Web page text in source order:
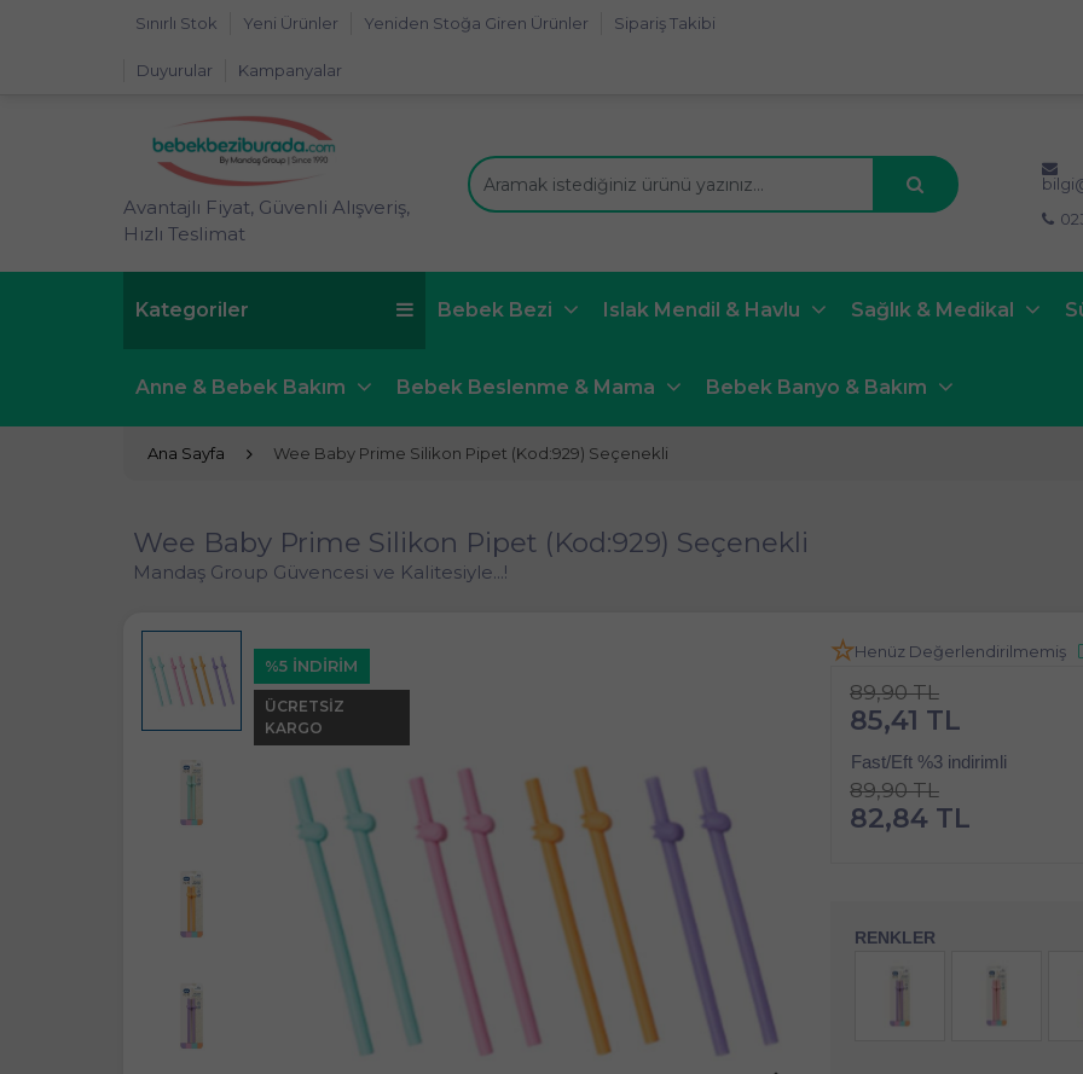
Sınırlı Stok Yeni Ürünler Yeniden Stoğa Giren Ürünler Sipariş Takibi
Duyurular Kampanyalar
Avantajlı Fiyat, Güvenli Alışveriş,
Hızlı Teslimat
Kategoriler Bebek Bezi Islak Mendil & Havlu Sağlık & Medikal
Anne & Bebek Bakım Bebek Beslenme & Mama Bebek Banyo & Bakım
Ana Sayfa Wee Baby Prime Silikon Pipet (Kod:929) Seçenekli
Wee Baby Prime Silikon Pipet (Kod:929) Seçenekli
Mandaş Group Güvencesi ve Kalitesiyle...!
%5 İNDİRİM
ÜCRETSIZ
KARGO
Henüz Değerlendirilmemiş
89,90 TL
85,41 TL
Fast/Eft %3 indirimli
89,90 TL
82,84 TL
RENKLER